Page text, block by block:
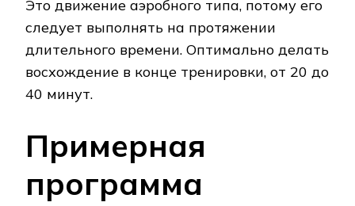
Это движение аэробного типа, потому его
следует выполнять на протяжении
длительного времени. Оптимально делать
восхождение в конце тренировки, от 20 до
40 минут.
Примерная
программа